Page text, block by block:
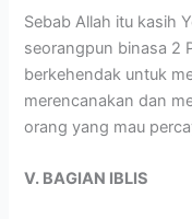
Sebab Allah itu kasih
seorangpun binasa 2
berkehendak untuk
merencanakan dan
orang yang mau
V. BAGIAN IBLIS